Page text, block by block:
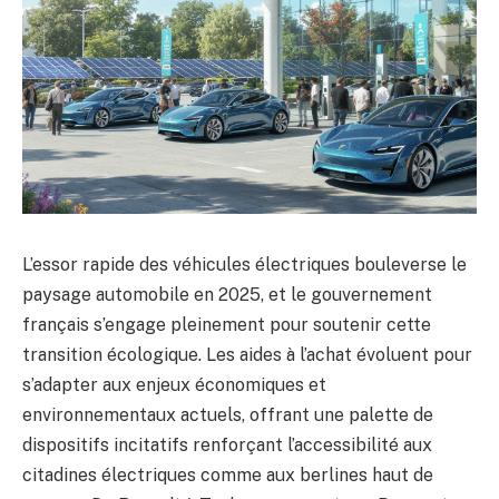
L’essor rapide des véhicules électriques bouleverse le
paysage automobile en 2025, et le gouvernement
français s’engage pleinement pour soutenir cette
transition écologique. Les aides à l’achat évoluent pour
s’adapter aux enjeux économiques et
environnementaux actuels, offrant une palette de
dispositifs incitatifs renforçant l’accessibilité aux
citadines électriques comme aux berlines haut de